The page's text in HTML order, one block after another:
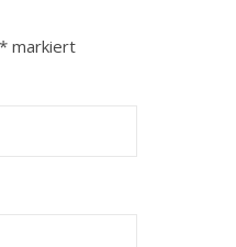
* markiert